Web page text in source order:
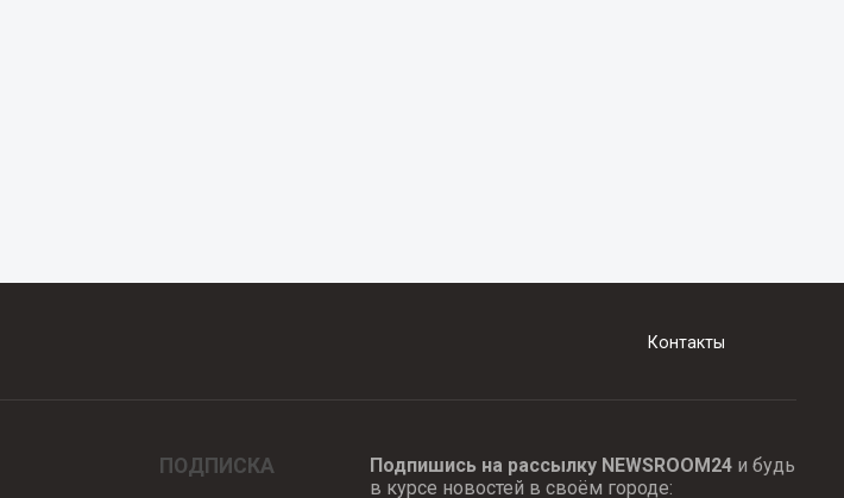
Контакты
ПОДПИСКА Подпишись на рассылку NEWSROOM24и будь
в курсе новостей в своём городе: